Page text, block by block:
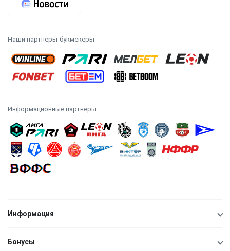
Наши партнёры-букмекеры
Информационные партнёры
Информация
Бонусы